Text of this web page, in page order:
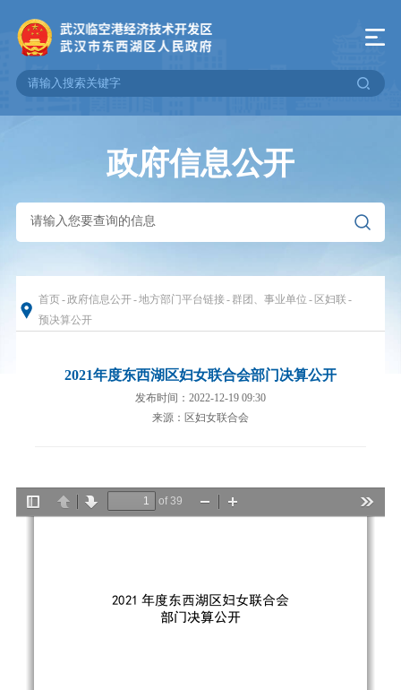
政府信息公开
首页-政府信息公开-地方部门平台链接- 群团、事业单位 - 区妇联 -
预决算公开
2021年度东西湖区妇女联合会部门决算公开
发布时间：2022-12-19 09:30
来源：区妇女联合会